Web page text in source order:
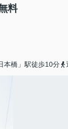
料
本橋」駅徒歩10分